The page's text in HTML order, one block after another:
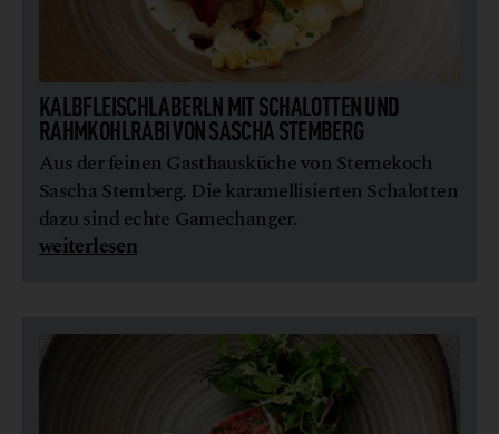
KALBFLEISCHLABERLN MIT SCHALOTTEN UND
RAHMKOHLRABI VON SASCHA STEMBERG
Aus der feinen Gasthausküche von Sternekoch
Sascha Stemberg. Die karamellisierten Schalotten
dazu sind echte Gamechanger.
weiterlesen